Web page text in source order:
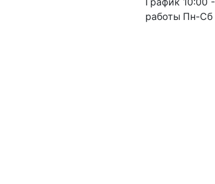
работы Пн-Сб